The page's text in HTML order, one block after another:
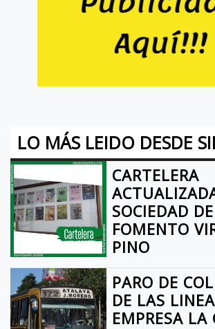
LO MÁS LEIDO DESDE
CARTELERA
SOCIEDAD DE
FOMENTO
PINO
PARO DE
DE LAS
EMPRESA LA